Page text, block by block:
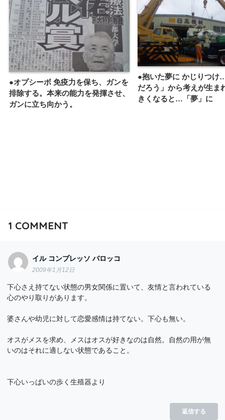
●オプシーボ 免疫力を保ち、ガンを
排除する。本来の能力を発揮させ、
ガンに立ち向かう。
●抱いた夢に かじりつけ
だろう」から考えが生ま
きくなると…「夢」に
1 COMMENT
イル コンプレッソ バロッコ
2009年1月12日
下心さえ持てない状態の男女関係に置いて、友情と言われている
心のやり取りがあります。
婆さんや幼児に対して恋愛感情は持てない。下心も無い。
オスがメスを求め、メスはオスが好きなのは自然。自然の用が無
いのはそれに適しない状態であること。
下心いっぱいの歩く生殖器より
返信する